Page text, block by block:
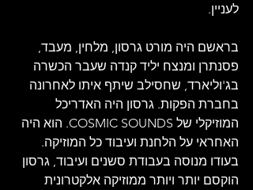
לעניין.
בראשם היה מורט גרסון, מלחין, מעבד,
פסנתרן ומנצח יליד קנדה שעבר הכשרה
בג'וליארד, שחסילב שיתף איתו לאחרונה
בחברת הפקות. גרסון היה האדריכל
המוזיקלי של COSMIC SOUNDS. הוא היה
האחראי על הלחנת ועיבוד כל המוזיקה.
בעודו מנוסה בעבודת סשנים ועיבוד, גרסון
הוקסם יותר ויותר ממוזיקה אלקטרונית